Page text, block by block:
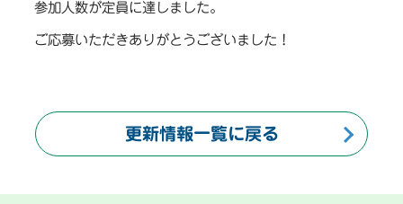
参加人数が定員に達しました。
ご応募いただきありがとうございました！
更新情報一覧に戻る